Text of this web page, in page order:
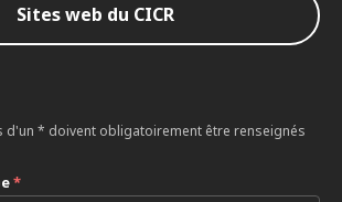
Sites web du CICR
d'un * doivent obligatoirement être renseignés
*